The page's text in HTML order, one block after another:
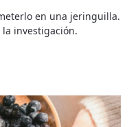
en una jeringuilla.
investigación.